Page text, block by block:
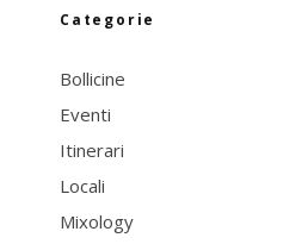
Categorie
Bollicine
Eventi
Itinerari
Locali
Mixology